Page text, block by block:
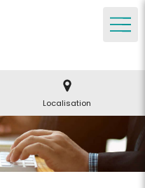
Localisation